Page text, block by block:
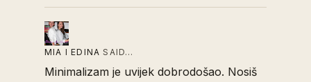
MIA I EDINA SAID…
Minimalizam je uvijek dobrodošao. Nosiš